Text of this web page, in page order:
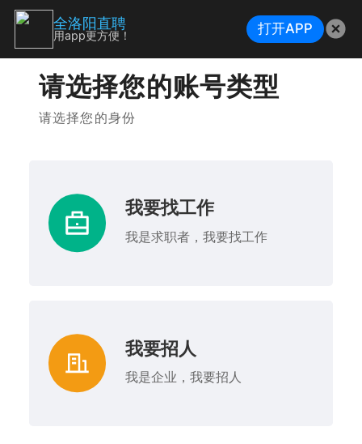
请选择您的账号类型
请选择您的身份
我要找工作
我是求职者，我要找工作
我要招人
我是企业，我要招人
全洛阳直聘
用app更方便！ 打开APP